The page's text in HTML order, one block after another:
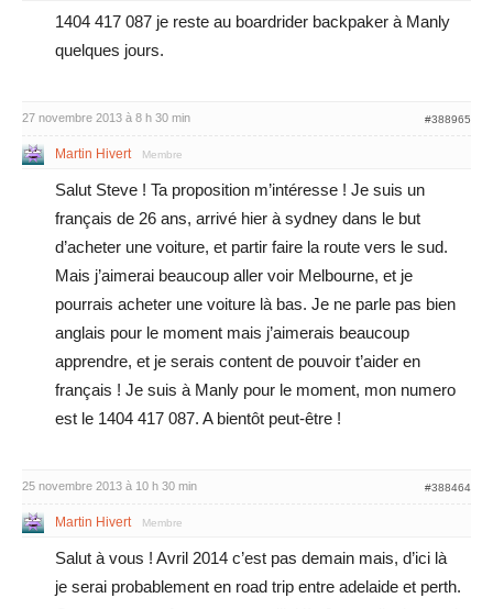
1404 417 087 je reste au boardrider backpaker à Manly
quelques jours.
27 novembre 2013 à 8 h 30 min #388965
Martin Hivert Membre
Salut Steve ! Ta proposition m’intéresse ! Je suis un
français de 26 ans, arrivé hier à sydney dans le but
d’acheter une voiture, et partir faire la route vers le sud.
Mais j’aimerai beaucoup aller voir Melbourne, et je
pourrais acheter une voiture là bas. Je ne parle pas bien
anglais pour le moment mais j’aimerais beaucoup
apprendre, et je serais content de pouvoir t’aider en
français ! Je suis à Manly pour le moment, mon numero
est le 1404 417 087. A bientôt peut-être !
25 novembre 2013 à 10 h 30 min #388464
Martin Hivert Membre
Salut à vous ! Avril 2014 c’est pas demain mais, d’ici là
je serai probablement en road trip entre adelaide et perth.